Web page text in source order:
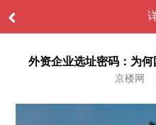
外资企业选址密码：为
京楼网